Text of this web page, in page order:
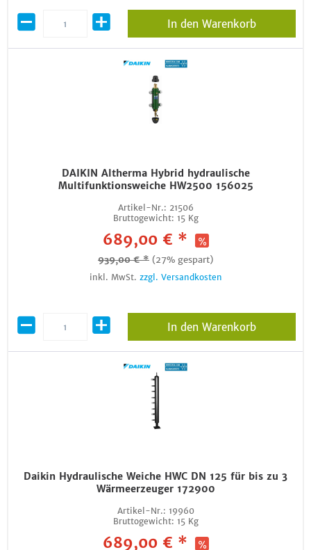
In den Warenkorb
DAIKIN Altherma Hybrid hydraulische
Multifunktionsweiche HW2500 156025
Artikel-Nr.: 21506
Bruttogewicht: 15 Kg
689,00 € *
939,00 € * (27% gespart)
inkl. MwSt. zzgl. Versandkosten
In den Warenkorb
Daikin Hydraulische Weiche HWC DN 125 für bis zu 3
Wärmeerzeuger 172900
Artikel-Nr.: 19960
Bruttogewicht: 15 Kg
689,00 € *